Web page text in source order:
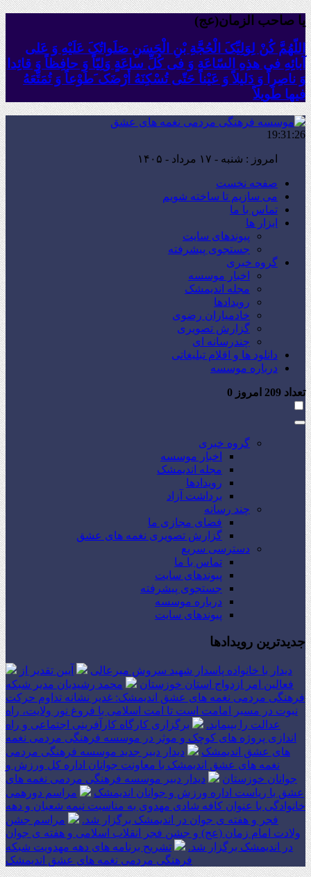
یا صاحب الزمان(عج)
اللّهُمَّ کُنْ لِوَلِیِّکَ الْحُجَّةِ بْنِ الْحَسَنِ صَلَواتُکَ عَلَیْهِ وَ عَلى
آبائِهِ فی هذِهِ السّاعَةِ وَ فی کُلِّ ساعَةٍ وَلِیّاً وَ حافِظاً وَ قائِدا
‏وَ ناصِراً وَ دَلیلاً وَ عَیْناً حَتّى تُسْکِنَهُ أَرْضَک َطَوْعاً وَ تُمَتِّعَهُ
فیها طَویلاً
19:31:27
امروز : شنبه - ۱۷ مرداد - ۱۴۰۵
صفحه نخست
می سازیم تا ساخته شویم
تماس با ما
ابزار ها
پیوندهای سایت
جستجوی پیشرفته
گروه خبری
اخبار موسسه
مجله اندیمشک
رویدادها
خادمیاران رضوی
گزارش تصویری
چندرسانه ای
دانلود ها و اقلام تبلیغاتی
درباره موسسه
تعداد امروز 0
گروه خبری
اخبار موسسه
مجله اندیمشک
رویدادها
برداشت آزاد
چند رسانه
فضای مجازی ما
گزارش تصویری نغمه های عشق
دسترسی سریع
تماس با ما
پیوندهای سایت
جستجوی پیشرفته
درباره موسسه
پیوندهای سایت
جدیدترین رویدادها
دیدار با خانواده پاسدار شهید سروش میرعالی
آیین تقدیر از
فعالین امر ازدواج استان خوزستان
محمد رشیدیان مدیر شبکه
فرهنگی مردمی نغمه های عشق اندیمشک: غدیر نشانه تداوم حرکت
نبوت در مسیر امامت است تا امت اسلامی با فروغ نور ولایت، راه
عدالت را بپیماید.
برگزاری کارگاه کارآفرینی اجتماعی و راه
اندازی پروژه های کوچک و موثر در موسسه فرهنگی مردمی نغمه
های عشق اندیمشک
دیدار دبیر جدید موسسه فرهنگی مردمی
نغمه های عشق اندیمشک با معاونت جوانان اداره کل ورزش و
جوانان خوزستان
دیدار دبیر موسسه فرهنگی مردمی نغمه های
عشق با ریاست اداره ورزش و جوانان اندیمشک
مراسم دورهمی
خانوادگی با عنوان کافه شادی مهدوی به مناسبت نیمه شعبان و دهه
فجر و هفته ی جوان در اندیمشک برگزار شد.
مراسم جشن
ولادت امام زمان (عج) و جشن فجر انقلاب اسلامی و هفته ی جوان
در اندیمشک برگزار شد.
تشریح برنامه های دهه مهدویت شبکه
فرهنگی مردمی نغمه های عشق اندیمشک